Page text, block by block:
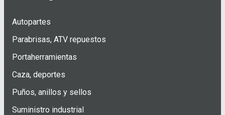
Autopartes
Parabrisas, ATV repuestos
Portaherramientas
Caza, deportes
Puños, anillos y sellos
Suministro industrial